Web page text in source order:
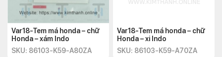
Var18-Tem má honda – chữ
Honda – xám Indo
SKU: 86103-K59-A80ZA
Var18-Tem má honda – chữ
Honda – xi Indo
SKU: 86103-K59-A70ZA